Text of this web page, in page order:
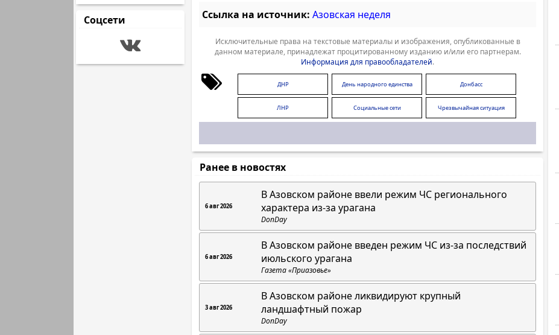
Соцсети Ссылка на источник: Азовская неделя
Исключительные права на текстовые материалы и изображения, опубликованные в
данном материале, принадлежат процитированному изданию и/или его партнерам.
Информация для правообладателей.
ДНР День народного единства Донбасс
ЛНР Социальные сети Чрезвычайная ситуация
Ранее в новостях
6 авг 2026
В Азовском районе ввели режим ЧС регионального
характера из-за урагана
DonDay
6 авг 2026
В Азовском районе введен режим ЧС из-за последствий
июльского урагана
Газета «Приазовье»
3 авг 2026
В Азовском районе ликвидируют крупный
ландшафтный пожар
DonDay